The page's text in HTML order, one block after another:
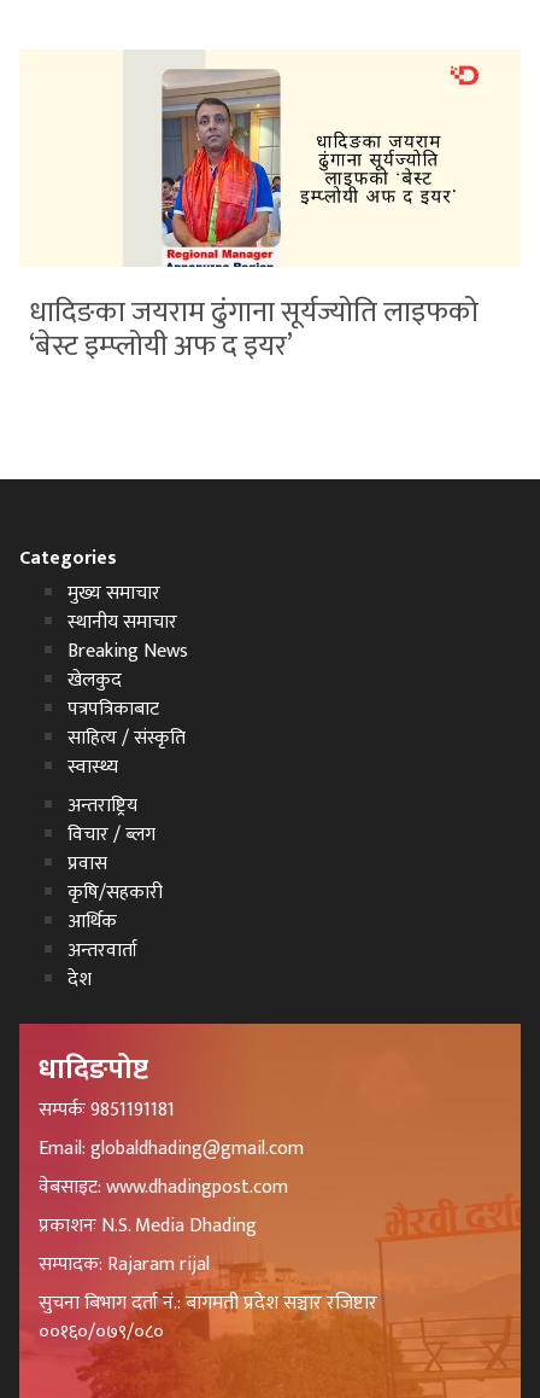
धादिङका जयराम ढुंगाना सूर्यज्योति लाइफको
‘बेस्ट इम्प्लोयी अफ द इयर’
Categories
मुख्य समाचार
स्थानीय समाचार
Breaking News
खेलकुद
पत्रपत्रिकाबाट
साहित्य / संस्कृति
स्वास्थ्य
अन्तराष्ट्रिय
विचार / ब्लग
प्रवास
कृषि/सहकारी
आर्थिक
अन्तरवार्ता
देश
धादिङपोष्ट
सम्पर्कः 9851191181
Email: globaldhading@gmail.com
वेबसाइट: www.dhadingpost.com
प्रकाशनः N.S. Media Dhading
सम्पादक: Rajaram rijal
सुचना बिभाग दर्ता नं.: बागमती प्रदेश सञ्चार रजिष्टार
००१६०/०७९/०८०